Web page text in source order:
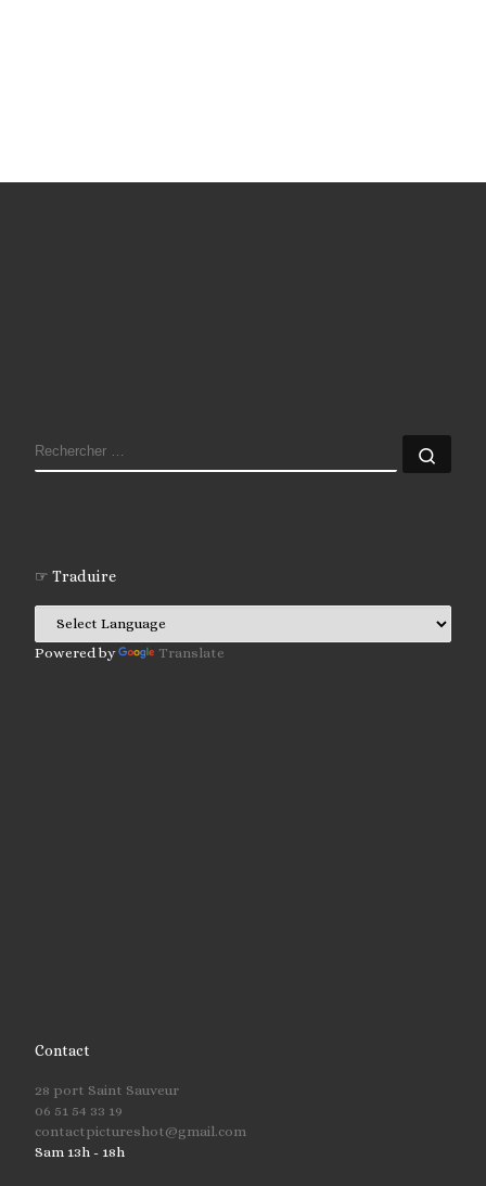
RECHERCHER
☞ Traduire
Powered by Translate
Contact
28 port Saint Sauveur
06 51 54 33 19
contactpictureshot@gmail.com
Sam 13h - 18h